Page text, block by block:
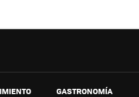
GASTRONOMÍA